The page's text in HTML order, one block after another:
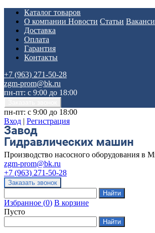
Каталог товаров
О компании Новости Статьи
Доставка
Оплата
Гарантия
Контакты
+7 (963) 271-50-28
zgm-prom@bk.ru
пн-пт: с 9:00 до 18:00
пн-пт: с 9:00 до 18:00
Вход | Регистрация
Производство насосного оборудования в
zgm-prom@bk.ru
+7 (963) 271-50-28
Избранное (0) В корзине
Пусто